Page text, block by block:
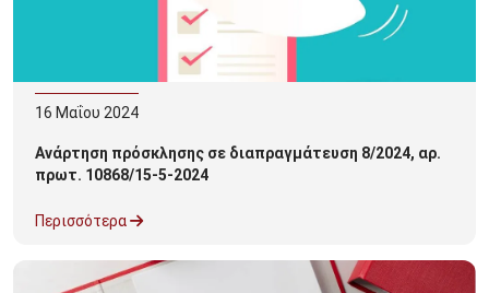
16 Μαΐου 2024
Ανάρτηση πρόσκλησης σε διαπραγμάτευση 8/2024, αρ.
πρωτ. 10868/15-5-2024
Περισσότερα